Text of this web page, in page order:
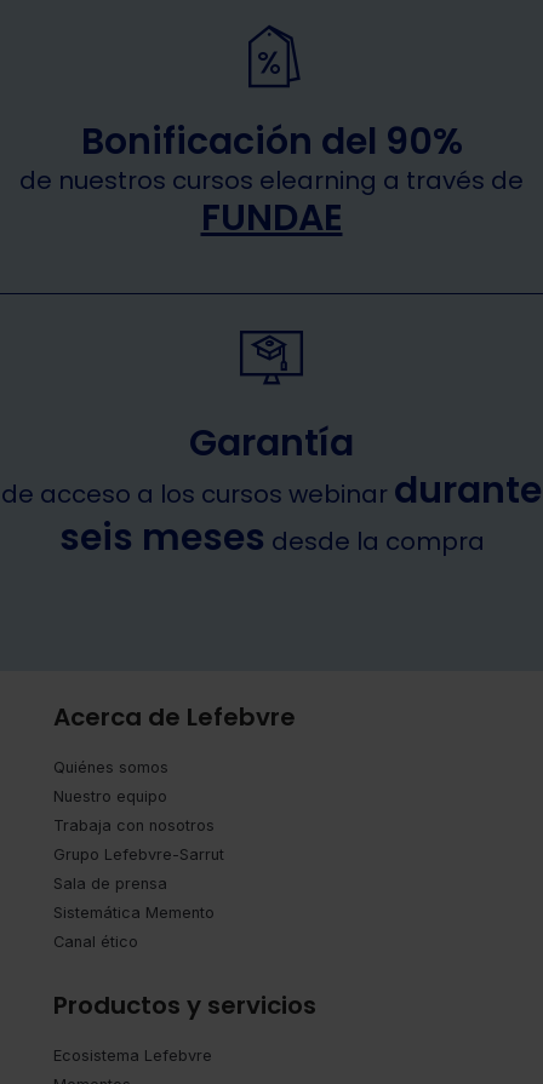
Bonificación del 90%
de nuestros cursos elearning a través de
FUNDAE
Garantía
de acceso a los cursos webinar durante
seis meses desde la compra
Acerca de Lefebvre
Quiénes somos
Nuestro equipo
Trabaja con nosotros
Grupo Lefebvre-Sarrut
Sala de prensa
Sistemática Memento
Canal ético
Productos y servicios
Ecosistema Lefebvre